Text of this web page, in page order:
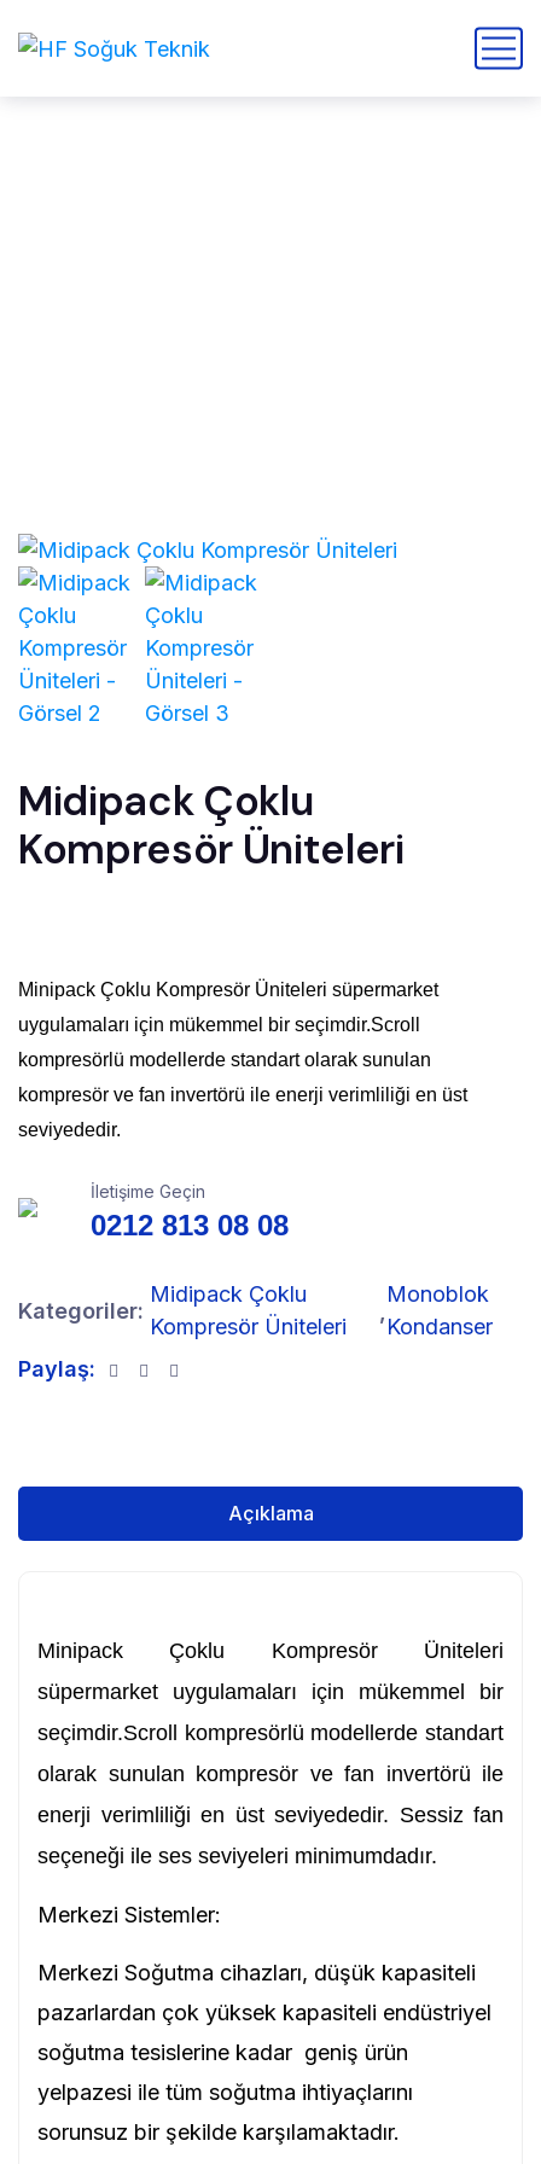
Midipack Çoklu
Kompresör Üniteleri
Minipack Çoklu Kompresör Üniteleri süpermarket
uygulamaları için mükemmel bir seçimdir.Scroll
kompresörlü modellerde standart olarak sunulan
kompresör ve fan invertörü ile enerji verimliliği en üst
seviyededir.
İletişime Geçin
0212 813 08 08
Kategoriler:
Midipack Çoklu
Kompresör Üniteleri
Monoblok
Kondanser
Paylaş:
Açıklama
Minipack Çoklu Kompresör Üniteleri
süpermarket uygulamaları için mükemmel bir
seçimdir.Scroll kompresörlü modellerde standart
olarak sunulan kompresör ve fan invertörü ile
enerji verimliliği en üst seviyededir. Sessiz fan
seçeneği ile ses seviyeleri minimumdadır.
Merkezi Sistemler:
Merkezi Soğutma cihazları, düşük kapasiteli
pazarlardan çok yüksek kapasiteli endüstriyel
soğutma tesislerine kadar geniş ürün
yelpazesi ile tüm soğutma ihtiyaçlarını
sorunsuz bir şekilde karşılamaktadır.